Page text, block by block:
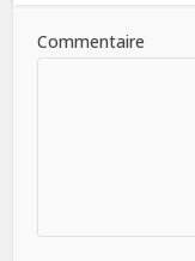
Commentaire